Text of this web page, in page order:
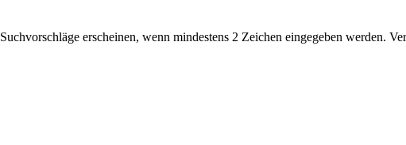
Suchvorschläge erscheinen, wenn mindestens 2 Zeichen eingegeben werden.